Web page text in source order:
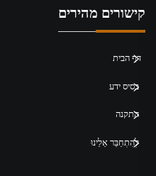
קישורים מהירים
דף הבית
בסיס ידע
התקנה
לְהִתְחַבֵּר אֵלֵינוּ